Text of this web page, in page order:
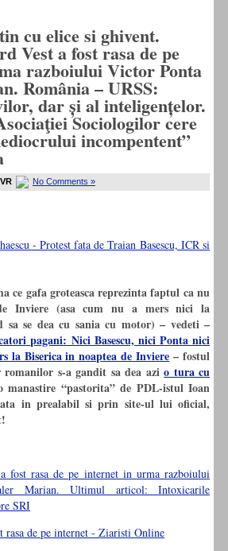
cu elice si ghivent.
Vest a fost rasa de pe
razboiului Victor Ponta
România – URSS:
dar și al inteligențelor.
Sociologilor cere
incompentent”
VR No Comments »
ce gafa groteasca reprezinta faptul ca nu
Inviere (asa cum nu a mers nici la
sa se dea cu sania cu motor) – vedeti –
pagani: Nici Basescu, nici Ponta nici
la Biserica in noaptea de Inviere – fostul
s-a gandit sa dea azio tura cu
manastire “pastorita” de PDL-istul Ioan
in prealabil si prin site-ul lui oficial,
fost rasa de pe internet in urma razboiului
Marian. Ultimul articol: Intoxicarile
SRI